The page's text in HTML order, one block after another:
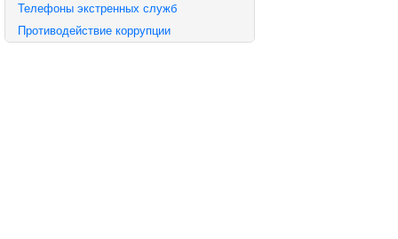
Телефоны экстренных служб
Противодействие коррупции